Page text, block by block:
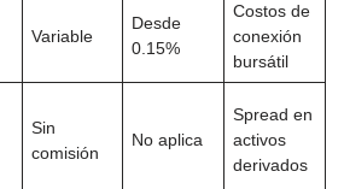
Variable
Desde
0.15%
Costos de
conexión
bursátil
Sin
comisión
No aplica
Spread en
activos
derivados